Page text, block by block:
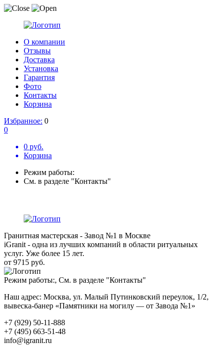
О компании
Отзывы
Доставка
Установка
Гарантия
Фото
Контакты
Корзина
Избранное: 0
0
0 руб.
Корзина
Режим работы:
См. в разделе "Контакты"
Гранитная мастерская - Завод №1 в Москве
iGranit - одна из лучших компаний в области ритуальных
услуг. Уже более 15 лет.
от 9715 руб.
Режим работы:, См. в разделе "Контакты"
Наш адрес: Москва, ул. Малый Путинковский переулок, 1/2,
вывеска-банер «Памятники на могилу — от Завода №1»
+7 (929) 50-11-888
+7 (495) 663-51-48
info@igranit.ru